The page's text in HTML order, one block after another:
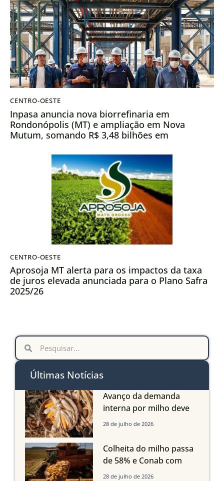
CENTRO-OESTE
Inpasa anuncia nova biorrefinaria em
Rondonópolis (MT) e ampliação em Nova
Mutum, somando R$ 3,48 bilhões em
CENTRO-OESTE
Aprosoja MT alerta para os impactos da taxa
de juros elevada anunciada para o Plano Safra
2025/26
Últimas Notícias
Avanço da demanda
interna por milho deve
compensar aumento da
em Mato Grosso, aponta
Imea
28 de julho de 2026
Colheita do milho passa
de 58% e Conab com
boas produtividades em
28 de julho de 2026